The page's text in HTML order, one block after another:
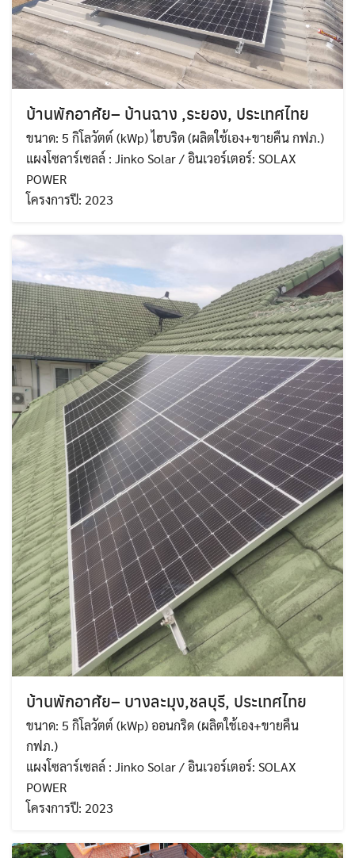
บ้านพักอาศัย– บ้านฉาง ,ระยอง, ประเทศไทย
ขนาด: 5 กิโลวัตต์ (kWp) ไฮบริด (ผลิตใช้เอง+ขายคืน กฟภ.)
แผงโซลาร์เซลล์ : Jinko Solar / อินเวอร์เตอร์: SOLAX
POWER
โครงการปี: 2023
บ้านพักอาศัย– บางละมุง,ชลบุรี, ประเทศไทย
ขนาด: 5 กิโลวัตต์ (kWp) ออนกริด (ผลิตใช้เอง+ขายคืน
กฟภ.)
แผงโซลาร์เซลล์ : Jinko Solar / อินเวอร์เตอร์: SOLAX
POWER
โครงการปี: 2023